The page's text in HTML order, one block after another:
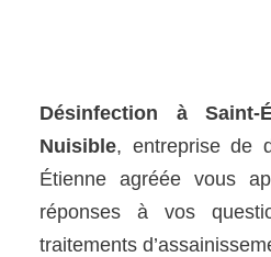
Désinfection à Saint-
Nuisible, entreprise de
Étienne agréée vous
réponses à vos
traitements